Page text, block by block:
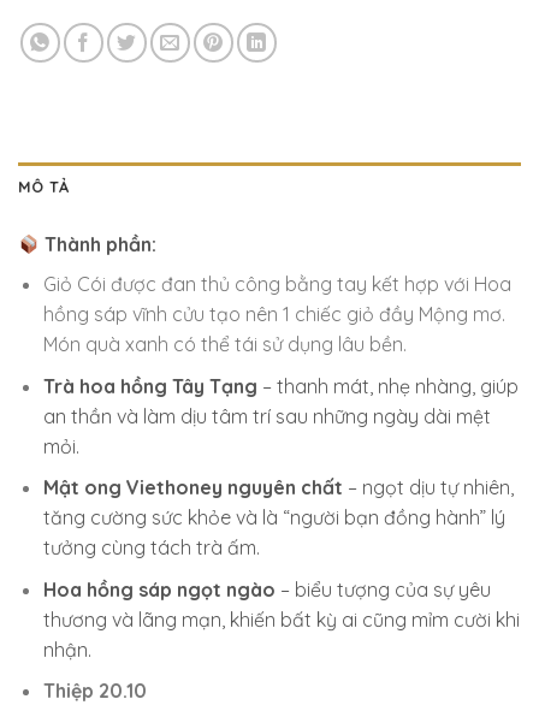
MÔ TẢ
Thành phần:
Giỏ Cói được đan thủ công bằng tay kết hợp với Hoa
hồng sáp vĩnh cửu tạo nên 1 chiếc giỏ đầy Mộng mơ.
Món quà xanh có thể tái sử dụng lâu bền.
Trà hoa hồng Tây Tạng – thanh mát, nhẹ nhàng, giúp
an thần và làm dịu tâm trí sau những ngày dài mệt
mỏi.
Mật ong Viethoney nguyên chất – ngọt dịu tự nhiên,
tăng cường sức khỏe và là “người bạn đồng hành” lý
tưởng cùng tách trà ấm.
Hoa hồng sáp ngọt ngào – biểu tượng của sự yêu
thương và lãng mạn, khiến bất kỳ ai cũng mỉm cười khi
nhận.
Thiệp 20.10